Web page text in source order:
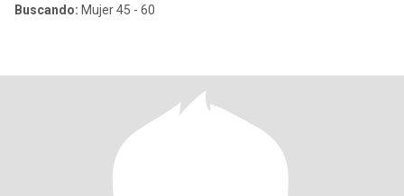
Buscando: Mujer 45 - 60